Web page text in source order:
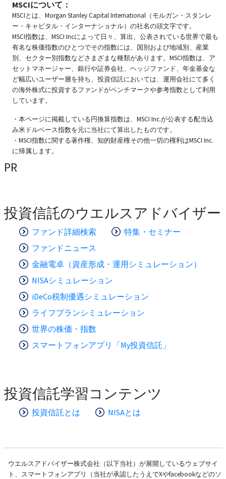
MSCIについて：
MSCIとは、Morgan Stanley Capital International（モルガン・スタンレ
ー・キャピタル・インターナショナル）の社名の頭文字です。
MSCI指数は、MSCI Incによって日々、算出、公表されている世界で最も
有名な株価指数のひとつでその指数には、国別および地域別、産業
別、セクター別指数などさまざまな種類があります。MSCI指数は、ア
セットマネージャー、銀行や証券会社、ヘッジファンド、年金基金な
ど幅広いユーザー層を持ち、投資信託においては、運用会社にて多く
の海外株式に投資するファンドがベンチマークや参考指数として利用
しています。
・本ページに掲載している円換算指数は、MSCI Inc.が公表する配当込
み米ドルベース指数を元に当社にて算出したものです。
・MSCI指数に関する著作権、知的財産権その他一切の権利はMSCI Inc.
に帰属します。
PR
投資信託のウエルスアドバイザー
ファンド詳細検索
特集・セミナー
ファンドニュース
金融電卓（資産形成・運用シミュレーション）
NISAシミュレーション
iDeCo税制優遇シミュレーション
ライフプランシミュレーション
世界の株価・指数
スマートフォンアプリ「My投資信託」
投資信託学習コンテンツ
投資信託とは NISAとは
ウエルスアドバイザー株式会社（以下当社）が展開しているウェブサイ
ト、スマートフォンアプリ（当社が承認したうえでXやfacebookなどのソ